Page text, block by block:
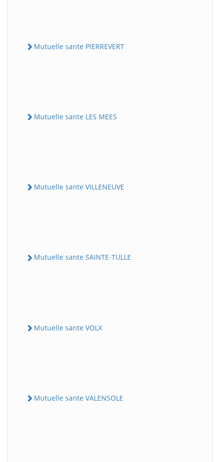
Mutuelle sante PIERREVERT
Mutuelle sante LES MEES
Mutuelle sante VILLENEUVE
Mutuelle sante SAINTE-TULLE
Mutuelle sante VOLX
Mutuelle sante VALENSOLE